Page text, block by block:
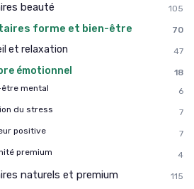
beauté 105
forme et bien-être 70
et relaxation 47
émotionnel
18
mental
6
du stress
7
positive
7
premium
4
naturels et premium 115